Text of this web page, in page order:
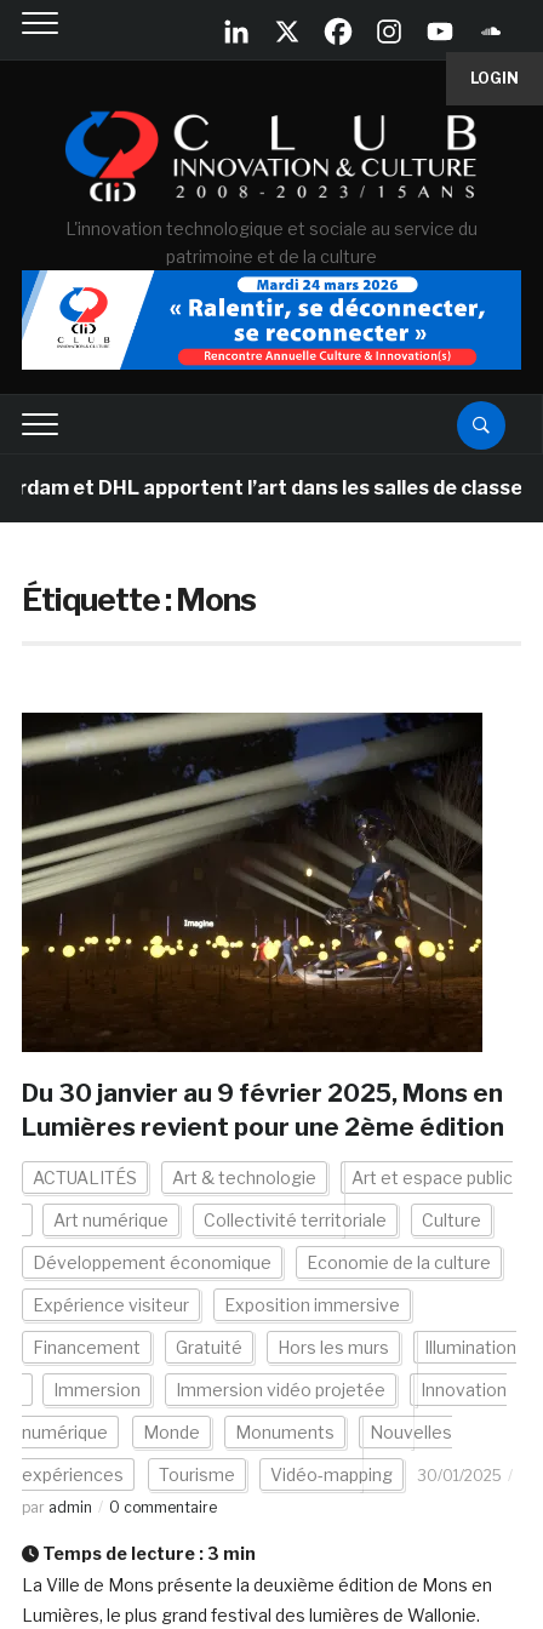
LOGIN
L'innovation technologique et sociale au service du
patrimoine et de la culture
DHL apportent l’art dans les salles de classe des
Étiquette :Mons
Du 30 janvier au 9 février 2025, Mons en
Lumières revient pour une 2ème édition
ACTUALITÉS Art & technologie Art et espace public
Art numérique Collectivité territoriale Culture
Développement économique Economie de la culture
Expérience visiteur Exposition immersive
Financement Gratuité Hors les murs Illumination
Immersion Immersion vidéo projetée Innovation
numérique Monde Monuments Nouvelles
expériences Tourisme Vidéo-mapping
30/01/2025
par admin 0 commentaire
Temps de lecture : 3 min
La Ville de Mons présente la deuxième édition de Mons en
Lumières, le plus grand festival des lumières de Wallonie.